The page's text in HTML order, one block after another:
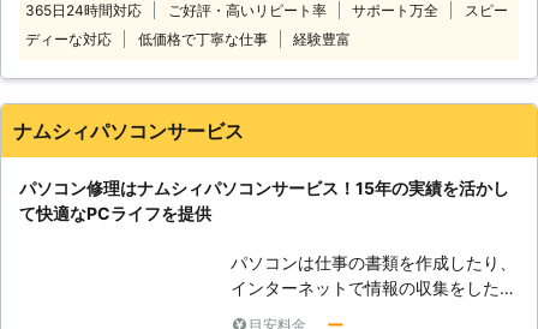
起動しなくなった ・ブルースクリー
ンで動かない ・ハードディスクのデ
気軽にご相談下さい。 弊社運営サイ
実績があります！その中でも多くのお
さまのトラブルを解決いたします。受
付は24時間365日、日本全国で対応
しておりますので、お気軽にお問い合
365日24時間対応 ご好評・高いリピート率 サポート万全
スピー
ディーな対応
低価格で丁寧な仕事 経験豊富
ナムシィパソコンサービス
パソコン修理はナムシィパソコンサービス！15年の実績を活かし
て快適なPCライフを提供
パソコンは仕事の書類を作成したり、
インターネットで情報の収集をしたり
目安料金 ー